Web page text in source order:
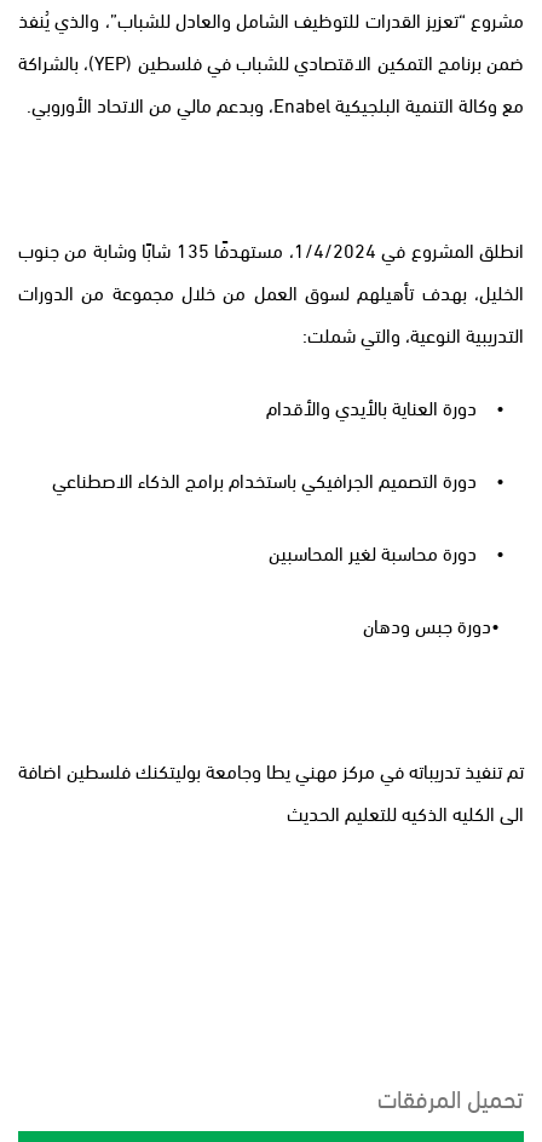
مشروع “تعزيز القدرات للتوظيف الشامل والعادل للشباب”، والذي يُنفذ
ضمن برنامج التمكين الاقتصادي للشباب في فلسطين (YEP)، بالشراكة
مع وكالة التنمية البلجيكية Enabel، وبدعم مالي من الاتحاد الأوروبي.
انطلق المشروع في 1/4/2024، مستهدفًا 135 شابًا وشابة من جنوب
الخليل، بهدف تأهيلهم لسوق العمل من خلال مجموعة من الدورات
التدريبية النوعية، والتي شملت:
• دورة العناية بالأيدي والأقدام
• دورة التصميم الجرافيكي باستخدام برامج الذكاء الاصطناعي
• دورة محاسبة لغير المحاسبين
•دورة جبس ودهان
تم تنفيذ تدريباته في مركز مهني يطا وجامعة بوليتكنك فلسطين اضافة
الى الكليه الذكيه للتعليم الحديث
تحميل المرفقات